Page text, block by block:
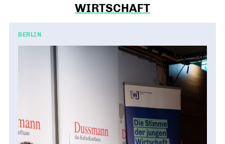
WIRTSCHAFT
BERLIN